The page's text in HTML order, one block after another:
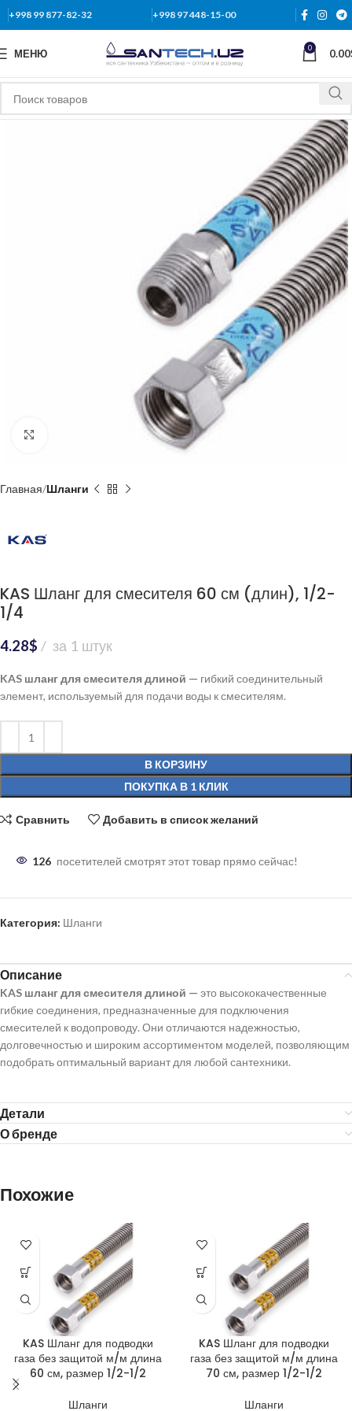
+998 99 877-82-32 +998 97 448-15-00
МЕНЮ 0 0.00
Нажмите, чтобы увеличить
Главная Шланги
KAS Шланг для смесителя 60 см (длин), 1/2-
1/4
4.28$ за 1 штук
KAS шланг для смесителя длиной — гибкий соединительный
элемент, используемый для подачи воды к смесителям.
В КОРЗИНУ
ПОКУПКА В 1 КЛИК
Сравнить Добавить в список желаний
126 посетителей смотрят этот товар прямо сейчас!
Категория: Шланги
Описание
KAS шланг для смесителя длиной — это высококачественные
гибкие соединения, предназначенные для подключения
смесителей к водопроводу. Они отличаются надежностью,
долговечностью и широким ассортиментом моделей, позволяющим
подобрать оптимальный вариант для любой сантехники.
Детали
О бренде
Похожие
KAS Шланг для подводки
газа без защитой м/м длина
60 см, размер 1/2-1/2
Шланги
KAS Шланг для подводки
газа без защитой м/м длина
70 см, размер 1/2-1/2
Шланги